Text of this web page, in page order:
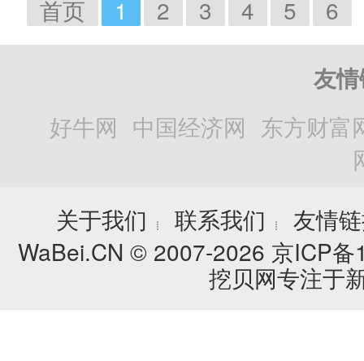
首页 1 2 3 4 5 6
友
好牛网 中国经济网 东方财富
关于我们
┊ 联系我们 ┊
友情
WaBei.CN © 2007-2026 京ICP
挖贝网专注于